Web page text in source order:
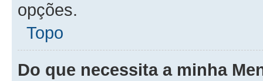
opções.
Topo
Do que necessita a minha